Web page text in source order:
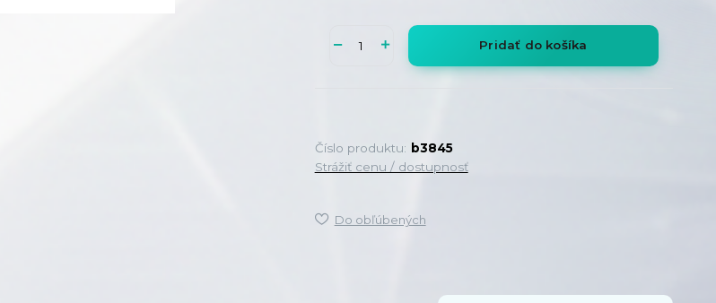
Pridať do košíka
Číslo produktu: b3845
Strážiť cenu / dostupnosť
Do obľúbených